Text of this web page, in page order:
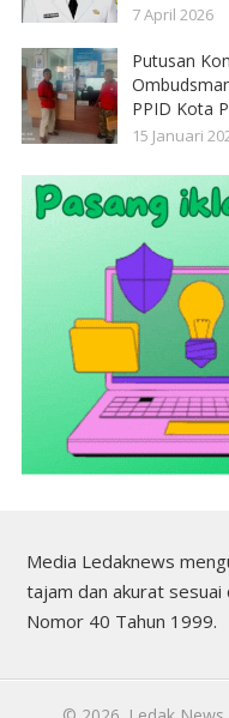
7 April 2026
Putusan
PPID Kota
15 Januari
Media Ledaknews
tajam dan akurat sesuai
Nomor 40 Tahun 1999.